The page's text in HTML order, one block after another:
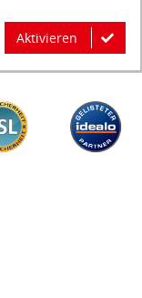
Aktivieren